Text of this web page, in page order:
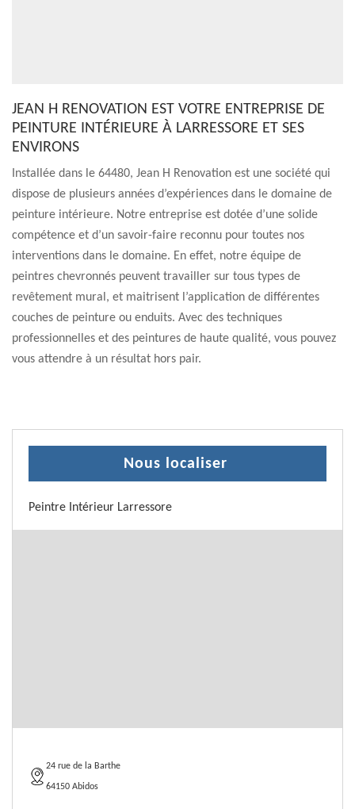
JEAN H RENOVATION EST VOTRE ENTREPRISE DE
PEINTURE INTÉRIEURE À LARRESSORE ET SES
ENVIRONS
Installée dans le 64480, Jean H Renovation est une société qui
dispose de plusieurs années d’expériences dans le domaine de
peinture intérieure. Notre entreprise est dotée d’une solide
compétence et d’un savoir-faire reconnu pour toutes nos
interventions dans le domaine. En effet, notre équipe de
peintres chevronnés peuvent travailler sur tous types de
revêtement mural, et maitrisent l’application de différentes
couches de peinture ou enduits. Avec des techniques
professionnelles et des peintures de haute qualité, vous pouvez
vous attendre à un résultat hors pair.
Nous localiser
Peintre Intérieur Larressore
24 rue de la Barthe
64150 Abidos